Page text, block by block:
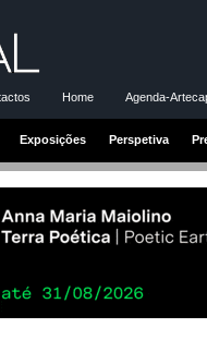
Home Agenda-
Exposições Perspetiva